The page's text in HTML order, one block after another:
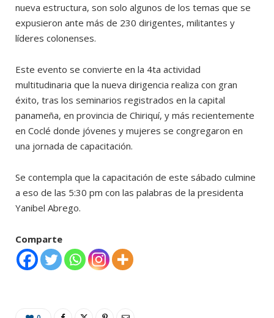
nueva estructura, son solo algunos de los temas que se
expusieron ante más de 230 dirigentes, militantes y
líderes colonenses.
Este evento se convierte en la 4ta actividad
multitudinaria que la nueva dirigencia realiza con gran
éxito, tras los seminarios registrados en la capital
panameña, en provincia de Chiriquí, y más recientemente
en Coclé donde jóvenes y mujeres se congregaron en
una jornada de capacitación.
Se contempla que la capacitación de este sábado culmine
a eso de las 5:30 pm con las palabras de la presidenta
Yanibel Abrego.
Comparte